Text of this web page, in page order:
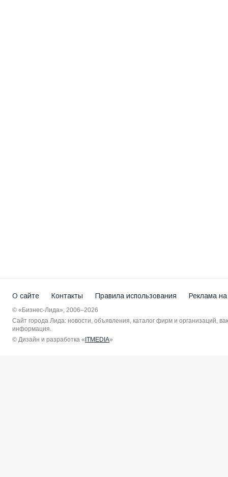
О сайте Контакты Правила использования Реклама
© «Бизнес-Лида», 2006–2026
Сайт города Лида: новости, объявления, каталог фирм и организаций,
информация.
© Дизайн и разработка « ITMEDIA»